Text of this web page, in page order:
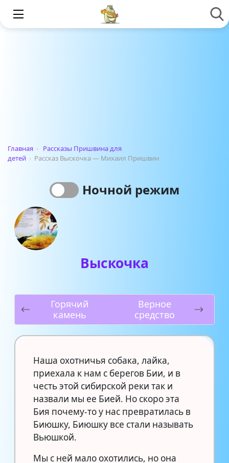
Главная ›
Рассказы Пришвина для
детей › Рассказ Выскочка — Михаил Пришвин
Ночной режим
Выскочка
Горячий
камень
Верное
средство
Наша охотничья собака, лайка,
приехала к нам с берегов Бии, и в
честь этой сибирской реки так и
назвали мы ее Бией. Но скоро эта
Бия почему-то у нас превратилась в
Биюшку, Биюшку все стали называть
Вьюшкой.
Мы с ней мало охотились, но она